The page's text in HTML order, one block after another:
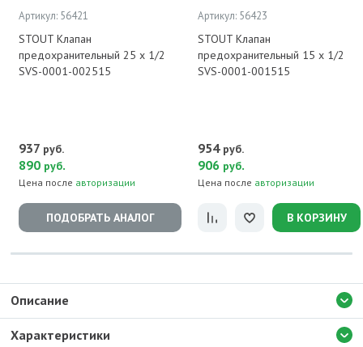
Артикул: 56421
STOUT Клапан
предохранительный 25 x 1/2
SVS-0001-002515
937 руб.
890 руб.
Цена после авторизации
ПОДОБРАТЬ АНАЛОГ
Артикул: 56423
STOUT Клапан
предохранительный 15 x 1/2
SVS-0001-001515
954 руб.
906 руб.
Цена после авторизации
В КОРЗИНУ
Описание
Характеристики